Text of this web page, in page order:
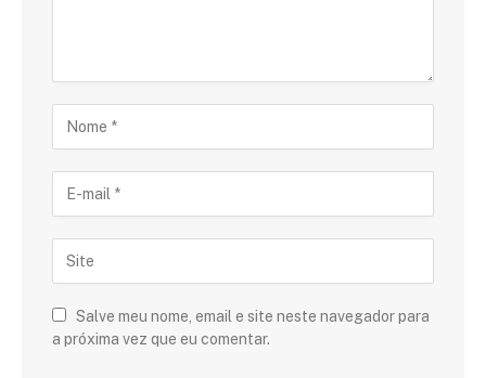
Salve meu nome, email e site neste navegador para
a próxima vez que eu comentar.